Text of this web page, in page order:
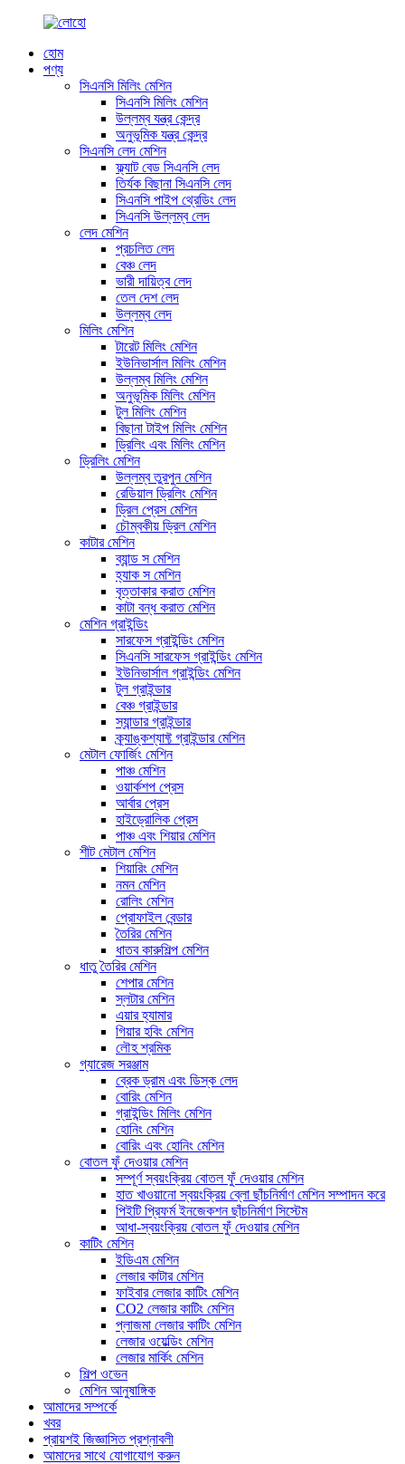
হোম
পণ্য
সিএনসি মিলিং মেশিন
সিএনসি মিলিং মেশিন
উল্লম্ব যন্ত্র কেন্দ্র
অনুভূমিক যন্ত্র কেন্দ্র
সিএনসি লেদ মেশিন
ফ্ল্যাট বেড সিএনসি লেদ
তির্যক বিছানা সিএনসি লেদ
সিএনসি পাইপ থ্রেডিং লেদ
সিএনসি উল্লম্ব লেদ
লেদ মেশিন
প্রচলিত লেদ
বেঞ্চ লেদ
ভারী দায়িত্ব লেদ
তেল দেশ লেদ
উল্লম্ব লেদ
মিলিং মেশিন
টারেট মিলিং মেশিন
ইউনিভার্সাল মিলিং মেশিন
উল্লম্ব মিলিং মেশিন
অনুভূমিক মিলিং মেশিন
টুল মিলিং মেশিন
বিছানা টাইপ মিলিং মেশিন
ড্রিলিং এবং মিলিং মেশিন
ড্রিলিং মেশিন
উল্লম্ব তুরপুন মেশিন
রেডিয়াল ড্রিলিং মেশিন
ড্রিল প্রেস মেশিন
চৌম্বকীয় ড্রিল মেশিন
কাটার মেশিন
ব্যান্ড স মেশিন
হ্যাক স মেশিন
বৃত্তাকার করাত মেশিন
কাটা বন্ধ করাত মেশিন
মেশিন গ্রাইন্ডিং
সারফেস গ্রাইন্ডিং মেশিন
সিএনসি সারফেস গ্রাইন্ডিং মেশিন
ইউনিভার্সাল গ্রাইন্ডিং মেশিন
টুল গ্রাইন্ডার
বেঞ্চ গ্রাইন্ডার
স্যান্ডার গ্রাইন্ডার
ক্র্যাঙ্কশ্যাফ্ট গ্রাইন্ডার মেশিন
মেটাল ফোর্জিং মেশিন
পাঞ্চ মেশিন
ওয়ার্কশপ প্রেস
আর্বার প্রেস
হাইড্রোলিক প্রেস
পাঞ্চ এবং শিয়ার মেশিন
শীট মেটাল মেশিন
শিয়ারিং মেশিন
নমন মেশিন
রোলিং মেশিন
প্রোফাইল বেন্ডার
তৈরির মেশিন
ধাতব কারুশিল্প মেশিন
ধাতু তৈরির মেশিন
শেপার মেশিন
স্লটার মেশিন
এয়ার হ্যামার
গিয়ার হবিং মেশিন
লৌহ শ্রমিক
গ্যারেজ সরঞ্জাম
ব্রেক ড্রাম এবং ডিস্ক লেদ
বোরিং মেশিন
গ্রাইন্ডিং মিলিং মেশিন
হোনিং মেশিন
বোরিং এবং হোনিং মেশিন
বোতল ফুঁ দেওয়ার মেশিন
সম্পূর্ণ স্বয়ংক্রিয় বোতল ফুঁ দেওয়ার মেশিন
হাত খাওয়ানো স্বয়ংক্রিয় ব্লো ছাঁচনির্মাণ মেশিন সম্পাদন করে
পিইটি প্রিফর্ম ইনজেকশন ছাঁচনির্মাণ সিস্টেম
আধা-স্বয়ংক্রিয় বোতল ফুঁ দেওয়ার মেশিন
কাটিং মেশিন
ইডিএম মেশিন
লেজার কাটার মেশিন
ফাইবার লেজার কাটিং মেশিন
CO2 লেজার কাটিং মেশিন
প্লাজমা লেজার কাটিং মেশিন
লেজার ওয়েল্ডিং মেশিন
লেজার মার্কিং মেশিন
শিল্প ওভেন
মেশিন আনুষাঙ্গিক
আমাদের সম্পর্কে
খবর
প্রায়শই জিজ্ঞাসিত প্রশ্নাবলী
আমাদের সাথে যোগাযোগ করুন